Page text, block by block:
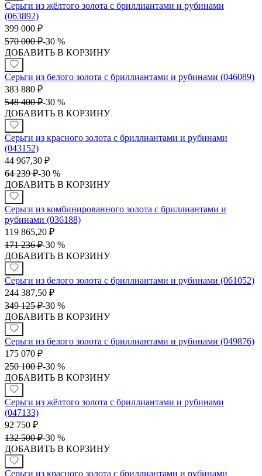
Серьги из жёлтого золота с бриллиантами и рубинами
(063892)
399 000 ₽
570 000 ₽-30 %
ДОБАВИТЬ В КОРЗИНУ
Серьги из белого золота с бриллиантами и рубинами (046089)
383 880 ₽
548 400 ₽-30 %
ДОБАВИТЬ В КОРЗИНУ
Серьги из красного золота с бриллиантами и рубинами
(043152)
44 967,30 ₽
64 239 ₽-30 %
ДОБАВИТЬ В КОРЗИНУ
Серьги из комбинированного золота с бриллиантами и
рубинами (036188)
119 865,20 ₽
171 236 ₽-30 %
ДОБАВИТЬ В КОРЗИНУ
Серьги из белого золота с бриллиантами и рубинами (061052)
244 387,50 ₽
349 125 ₽-30 %
ДОБАВИТЬ В КОРЗИНУ
Серьги из белого золота с бриллиантами и рубинами (049876)
175 070 ₽
250 100 ₽-30 %
ДОБАВИТЬ В КОРЗИНУ
Серьги из жёлтого золота с бриллиантами и рубинами
(047133)
92 750 ₽
132 500 ₽-30 %
ДОБАВИТЬ В КОРЗИНУ
Серьги из красного золота с бриллиантами и рубинами